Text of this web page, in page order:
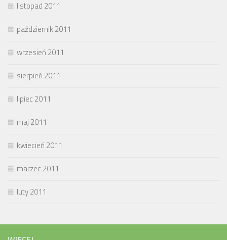
listopad 2011
październik 2011
wrzesień 2011
sierpień 2011
lipiec 2011
maj 2011
kwiecień 2011
marzec 2011
luty 2011